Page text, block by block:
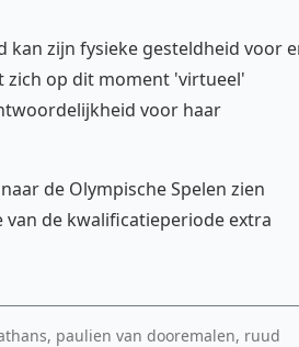
kan zijn fysieke gesteldheid voor
zich op dit moment 'virtueel'
voor haar
de Olympische Spelen zien
de kwalificatieperiode extra
paulien van dooremalen, ruud